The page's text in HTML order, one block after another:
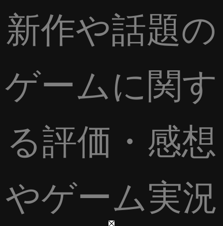
新作や話題の
ゲームに関す
る評価・感想
やゲーム実況